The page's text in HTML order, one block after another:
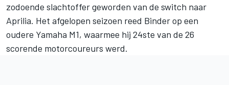
zodoende slachtoffer geworden van de switch naar
Aprilia. Het afgelopen seizoen reed Binder op een
oudere Yamaha M1, waarmee hij 24ste van de 26
scorende motorcoureurs werd.